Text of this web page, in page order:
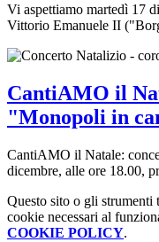
Vi aspettiamo martedì 17
Vittorio Emanuele II
CantiAMO il
"Monopoli in
CantiAMO il Natale:
dicembre, alle ore 18.00,
Questo sito o gli strumenti
cookie necessari al
COOKIE POLICY.